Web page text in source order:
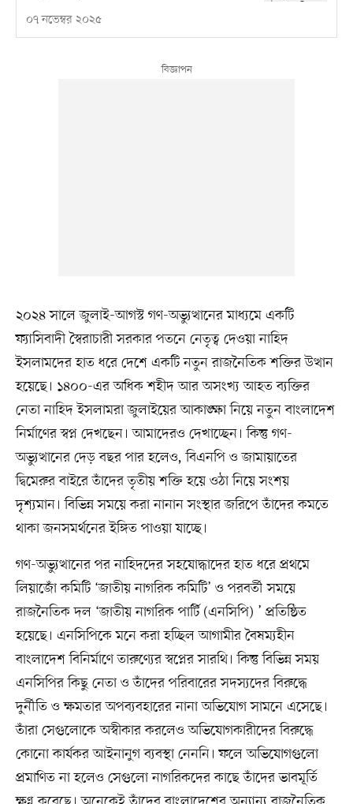
০৭ নভেম্বর ২০২৫
২০২৪ সালে জুলাই-আগস্ট গণ-অভ্যুত্থানের মাধ্যমে একটি
ফ্যাসিবাদী স্বৈরাচারী সরকার পতনে নেতৃত্ব দেওয়া নাহিদ
ইসলামদের হাত ধরে দেশে একটি নতুন রাজনৈতিক শক্তির উত্থান
হয়েছে। ১৪০০-এর অধিক শহীদ আর অসংখ্য আহত ব্যক্তির
নেতা নাহিদ ইসলামরা জুলাইয়ের আকাঙ্ক্ষা নিয়ে নতুন বাংলাদেশ
নির্মাণের স্বপ্ন দেখছেন। আমাদেরও দেখাচ্ছেন। কিন্তু গণ-
অভ্যুত্থানের দেড় বছর পার হলেও, বিএনপি ও জামায়াতের
দ্বিমেরুর বাইরে তাঁদের তৃতীয় শক্তি হয়ে ওঠা নিয়ে সংশয়
দৃশ্যমান। বিভিন্ন সময়ে করা নানান সংস্থার জরিপে তাঁদের কমতে
থাকা জনসমর্থনের ইঙ্গিত পাওয়া যাচ্ছে।
গণ-অভ্যুত্থানের পর নাহিদদের সহযোদ্ধাদের হাত ধরে প্রথমে
লিয়াজোঁ কমিটি ‘জাতীয় নাগরিক কমিটি’ ও পরবর্তী সময়ে
রাজনৈতিক দল ‘জাতীয় নাগরিক পার্টি (এনসিপি) ’ প্রতিষ্ঠিত
হয়েছে। এনসিপিকে মনে করা হচ্ছিল আগামীর বৈষম্যহীন
বাংলাদেশ বিনির্মাণে তারুণ্যের স্বপ্নের সারথি। কিন্তু বিভিন্ন সময়
এনসিপির কিছু নেতা ও তাঁদের পরিবারের সদস্যদের বিরুদ্ধে
দুর্নীতি ও ক্ষমতার অপব্যবহারের নানা অভিযোগ সামনে এসেছে।
তাঁরা সেগুলোকে অস্বীকার করলেও অভিযোগকারীদের বিরুদ্ধে
কোনো কার্যকর আইনানুগ ব্যবস্থা নেননি। ফলে অভিযোগগুলো
প্রমাণিত না হলেও সেগুলো নাগরিকদের কাছে তাঁদের ভাবমূর্তি